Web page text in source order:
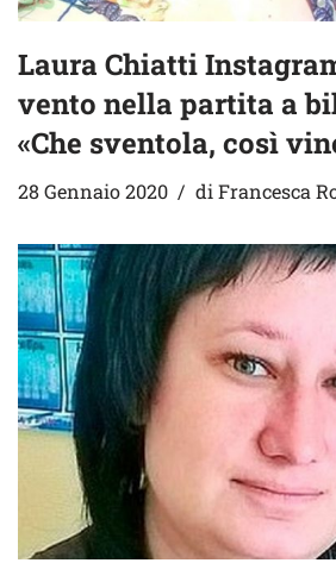
Laura Chiatti
vento nella partita a
«Che sventola, così
28 Gennaio 2020 di Francesca